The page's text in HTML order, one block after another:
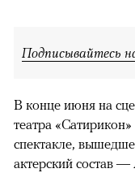
Подписывайтесь
В конце июня на
театра
спектакле,
актерский состав